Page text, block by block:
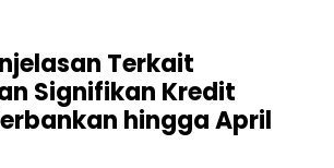
Terkait
Signifikan Kredit
hingga April